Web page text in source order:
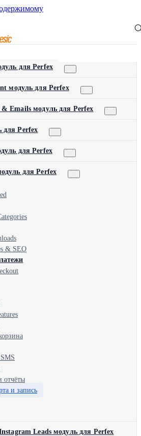
для Perfex
модуль для Perfex
& Emails модуль для Perfex
для Perfex
для Perfex
для Perfex
& SEO
отчёты
и запись
Leads модуль для Perfex